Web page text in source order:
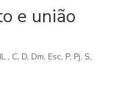
e união
, C, D, Dm, Esc, P, Pj, S,